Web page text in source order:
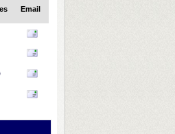
Email